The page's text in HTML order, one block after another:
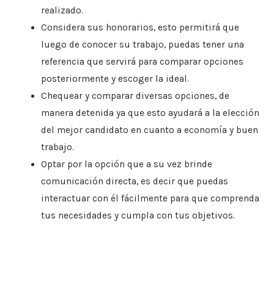
realizado.
Considera sus honorarios, esto permitirá que
luego de conocer su trabajo, puedas tener una
referencia que servirá para comparar opciones
posteriormente y escoger la ideal.
Chequear y comparar diversas opciones, de
manera detenida ya que esto ayudará a la elección
del mejor candidato en cuanto a economía y buen
trabajo.
Optar por la opción que a su vez brinde
comunicación directa, es decir que puedas
interactuar con él fácilmente para que comprenda
tus necesidades y cumpla con tus objetivos.